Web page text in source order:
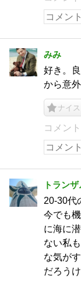
みみ
好き。
から意外
ナイス
コメン
トラン
20-30代
今でも
に海に
ない私
な気が
だろうけ